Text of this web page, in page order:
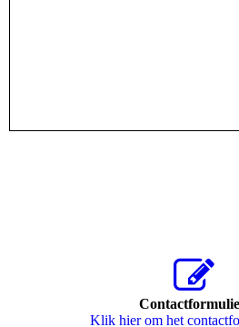
Klik hier om het